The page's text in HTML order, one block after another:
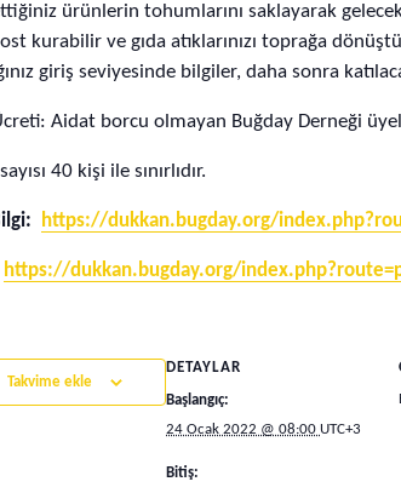
ürünlerin tohumlarını saklayarak
kurabilir ve gıda atıklarınızı toprağa
giriş seviyesinde bilgiler, daha sonra
Aidat borcu olmayan Buğday Derneği
40 kişi ile sınırlıdır.
https://dukkan.bugday.org/
https://dukkan.bugday.org/
Takvime ekle
DETAYLAR
Başlangıç:
24 Ocak 2022 @ 08:00 UTC+3
Bitiş: